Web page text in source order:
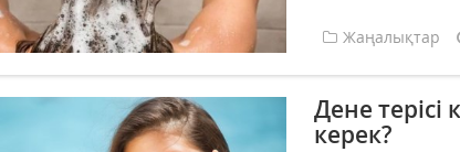
Жаңалықтар
Дене терісі
керек?